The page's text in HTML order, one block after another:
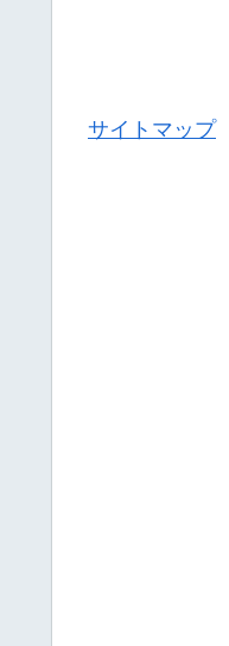
サイトマップ